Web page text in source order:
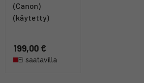
(Canon)
(käytetty)
199,00 €
Ei saatavilla